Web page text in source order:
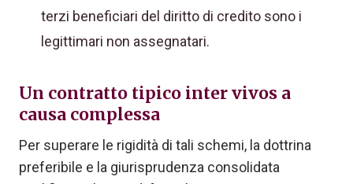
terzi beneficiari del diritto di credito sono i
legittimari non assegnatari.
Un contratto tipico inter vivos a
causa complessa
Per superare le rigidità di tali schemi, la dottrina
preferibile e la giurisprudenza consolidata